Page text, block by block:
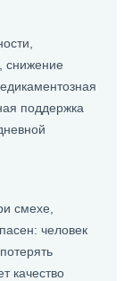
снижение
поддержка
смехе,
человек
качество